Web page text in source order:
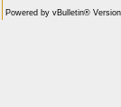
Powered by vBulletin®